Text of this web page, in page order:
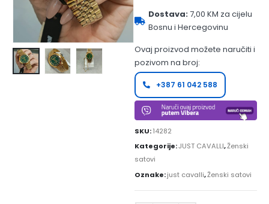
Dostava:7,00 KM za cijelu
Bosnu i Hercegovinu
Ovaj proizvod možete naručiti i
pozivom na broj:
+387 61 042 588
SKU:14282
Kategorije:JUST CAVALLI,Ženski
satovi
Oznake:just cavalli,Ženski satovi